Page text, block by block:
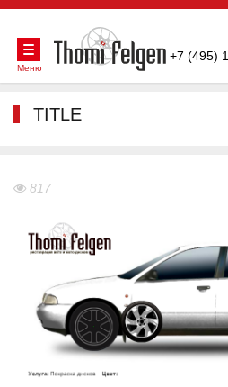
+7 (495)
Меню
TITLE
817